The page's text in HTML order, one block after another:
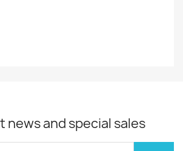
news and special sales